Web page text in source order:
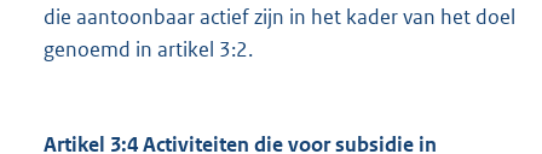
die aantoonbaar actief zijn in het kader van het doel
genoemd in artikel 3:2.
Artikel 3:4 Activiteiten die voor subsidie in